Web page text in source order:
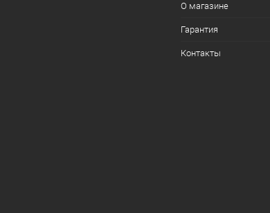
О магазине
Гарантия
Контакты